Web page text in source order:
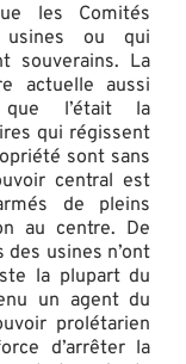
les Comités
usines ou qui
souverains. La
actuelle aussi
que l’était la
qui régissent
sont sans
central est
de pleins
au centre. De
usines n’ont
la plupart du
un agent du
prolétarien
d’arrêter la